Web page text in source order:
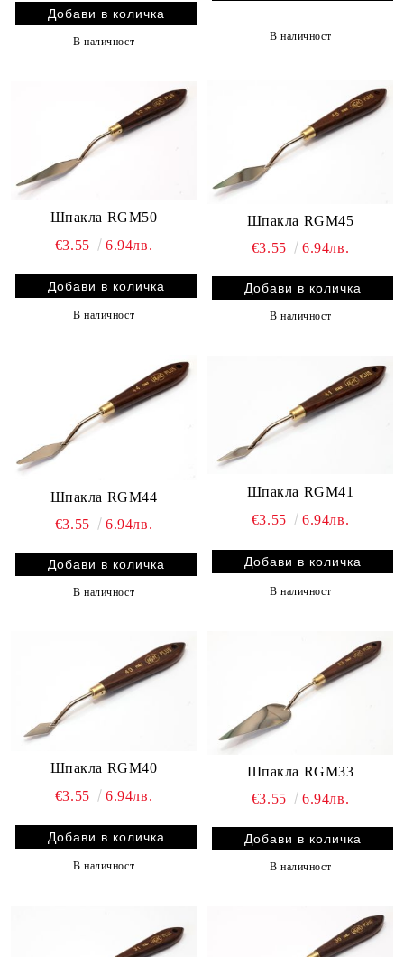
В наличност В наличност
Шпакла RGM50
€3.55
6.94лв.
В наличност
Шпакла RGM45
€3.55
6.94лв.
В наличност
Шпакла RGM44
€3.55
6.94лв.
В наличност
Шпакла RGM41
€3.55
6.94лв.
В наличност
Шпакла RGM40
€3.55
6.94лв.
В наличност
Шпакла RGM33
€3.55
6.94лв.
В наличност